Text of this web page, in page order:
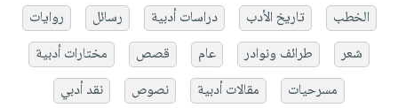
الخطب
تاريخ الأدب دراسات أدبية رسائل
روايات
شعر
طرائف ونوادر عام قصص
مختارات أدبية
مسرحيات
مقالات أدبية نصوص نقد أدبي